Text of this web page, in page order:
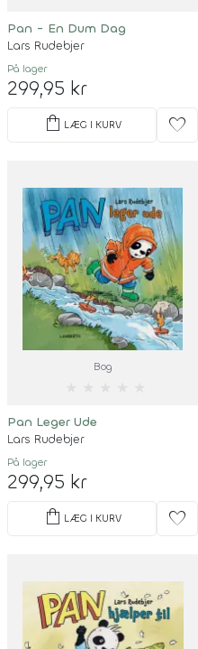
Pan - En Dum Dag
Lars Rudebjer
På lager
299,95 kr
shopping_bag LÆG I KURV favorite
Bog
Pan Leger Ude
Lars Rudebjer
På lager
299,95 kr
shopping_bag LÆG I KURV favorite